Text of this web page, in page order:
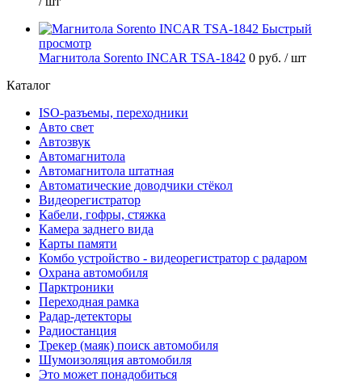
Быстрый
просмотр
Магнитола Sorento INCAR TSA-1842 0 руб. / шт
Каталог
ISO-разъемы, переходники
Авто свет
Автозвук
Автомагнитола
Автомагнитола штатная
Автоматические доводчики стёкол
Видеорегистратор
Кабели, гофры, стяжка
Камера заднего вида
Карты памяти
Комбо устройство - видеорегистратор с радаром
Охрана автомобиля
Парктроники
Переходная рамка
Радар-детекторы
Радиостанция
Трекер (маяк) поиск автомобиля
Шумоизоляция автомобиля
Это может понадобиться